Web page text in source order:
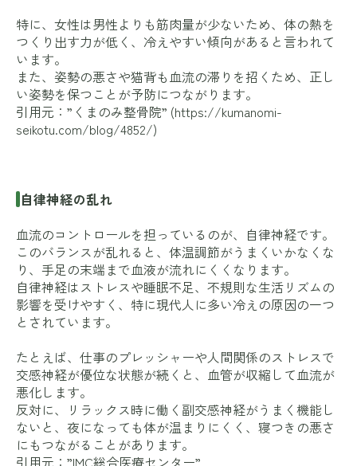
特に、女性は男性よりも筋肉量が少ないため、体の熱を
つくり出す力が低く、冷えやすい傾向があると言われて
います。
また、姿勢の悪さや猫背も血流の滞りを招くため、正し
い姿勢を保つことが予防につながります。
引用元：”くまのみ整骨院” (https://kumanomi-
seikotu.com/blog/4852/)
自律神経の乱れ
血流のコントロールを担っているのが、自律神経です。
このバランスが乱れると、体温調節がうまくいかなくな
り、手足の末端まで血液が流れにくくなります。
自律神経はストレスや睡眠不足、不規則な生活リズムの
影響を受けやすく、特に現代人に多い冷えの原因の一つ
とされています。
たとえば、仕事のプレッシャーや人間関係のストレスで
交感神経が優位な状態が続くと、血管が収縮して血流が
悪化します。
反対に、リラックス時に働く副交感神経がうまく機能し
ないと、夜になっても体が温まりにくく、寝つきの悪さ
にもつながることがあります。